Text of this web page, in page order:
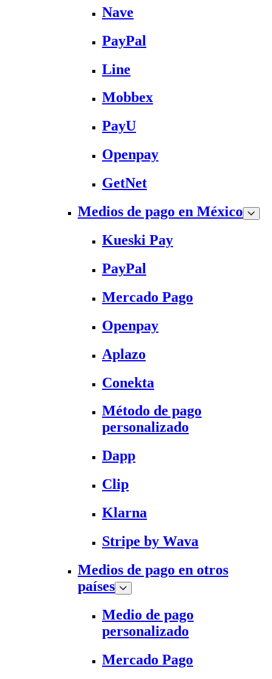
Nave
PayPal
Line
Mobbex
PayU
Openpay
GetNet
Medios de pago en México
Kueski Pay
PayPal
Mercado Pago
Openpay
Aplazo
Conekta
Método de pago
personalizado
Dapp
Clip
Klarna
Stripe by Wava
Medios de pago en otros
países
Medio de pago
personalizado
Mercado Pago